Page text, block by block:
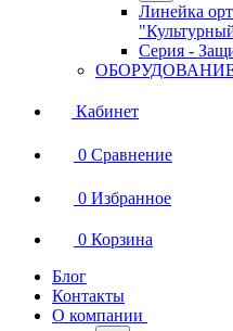
Линейка
Серия -
Кабинет
0 Сравнение
0 Избранное
0 Корзина
Блог
Контакты
О компании